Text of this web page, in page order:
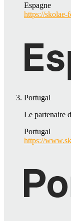
Espagne
https://skolae-
Portugal
Le partenaire
Portugal
https://